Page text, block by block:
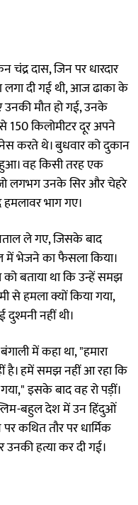
दास, जिन पर धारदार
लगा दी गई थी, आज ढाका के
मौत हो गई, उनके
150 किलोमीटर दूर अपने
करते थे। बुधवार को दुकान
वह किसी तरह एक
लगभग उनके सिर और चेहरे
भाग गए।
ले गए, जिसके बाद
में भेजने का फैसला किया।
को बताया था कि उन्हें समझ
से हमला क्यों किया गया,
नहीं थी।
में कहा था, "हमारा
है। हमें समझ नहीं आ रहा कि
इसके बाद वह रो पड़ीं।
बहुल देश में उन हिंदुओं
कथित तौर पर धार्मिक
हत्या कर दी गई।